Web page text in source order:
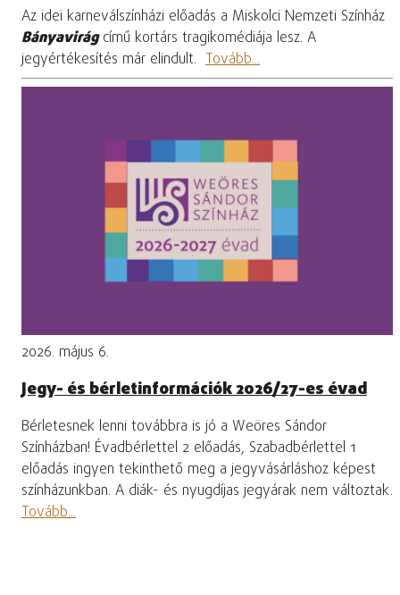
Az idei karneválszínházi előadás a Miskolci Nemzeti Színház
Bányavirágcímű kortárs tragikomédiája lesz. A
jegyértékesítés már elindult. Tovább...
2026. május 6.
Jegy- és bérletinformációk 2026/27-es évad
Bérletesnek lenni továbbra is jó a Weöres Sándor
Színházban! Évadbérlettel 2 előadás, Szabadbérlettel 1
előadás ingyen tekinthető meg a jegyvásárláshoz képest
színházunkban. A diák- és nyugdíjas jegyárak nem változtak.
Tovább...